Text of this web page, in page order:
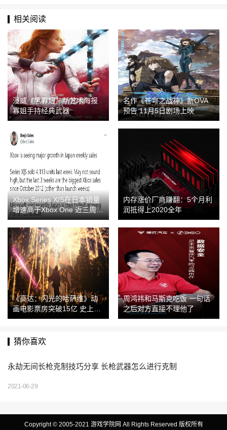
相关阅读
漫威《黑寡妇》新艺术海报
寡姐手持经典武器
名作《苍穹之战神》新OVA
预告 11月5日剧场上映
Xbox Series X/S在日本销量
增速高于Xbox One 近三周达
历史最高
内存涨价厂商赚翻：5个月利
润抵得上2020全年
《高达：闪光的哈萨维》动
画电影票房突破15亿 史上新
高
周鸿祎和马斯克吃饭 一句话
之后对方直接不理他了
猜你喜欢
永劫无间长枪克制技巧分享 长枪武器怎么进行克制
2021-06-29
Copyright © 2005-2021 游戏学院网 All Rights Reserved 版权所有